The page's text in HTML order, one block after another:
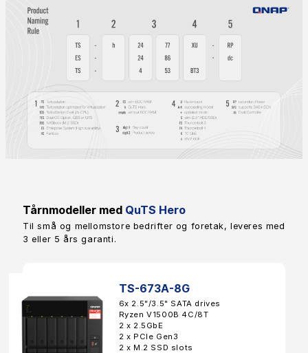
Tårnmodeller med QuTS Hero
Til små og mellomstore bedrifter og foretak, leveres med
3 eller 5 års garanti.
TS-673A-8G
6x 2.5"/3.5" SATA drives
Ryzen V1500B 4C/8T
2 x 2.5GbE
2 x PCIe Gen3
2 x M.2 SSD slots